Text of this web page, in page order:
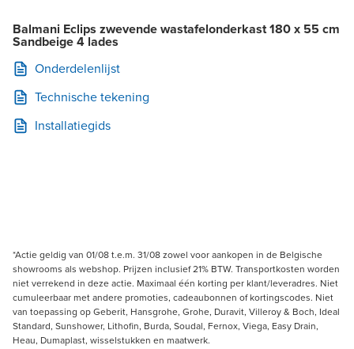
Balmani Eclips zwevende wastafelonderkast 180 x 55 cm
Sandbeige 4 lades
Onderdelenlijst
Technische tekening
Installatiegids
*Actie geldig van 01/08 t.e.m. 31/08 zowel voor aankopen in de Belgische
showrooms als webshop. Prijzen inclusief 21% BTW. Transportkosten worden
niet verrekend in deze actie. Maximaal één korting per klant/leveradres. Niet
cumuleerbaar met andere promoties, cadeaubonnen of kortingscodes. Niet
van toepassing op Geberit, Hansgrohe, Grohe, Duravit, Villeroy & Boch, Ideal
Standard, Sunshower, Lithofin, Burda, Soudal, Fernox, Viega, Easy Drain,
Heau, Dumaplast, wisselstukken en maatwerk.